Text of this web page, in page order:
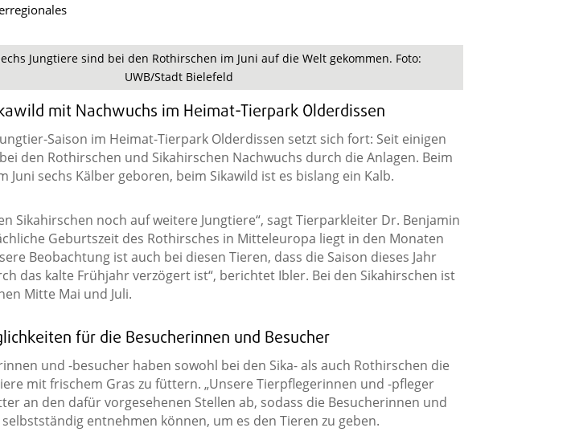
Jungtiere sind bei den Rothirschen im Juni auf die Welt gekommen. Foto:
UWB/Stadt Bielefeld
mit Nachwuchs im Heimat-Tierpark Olderdissen
Saison im Heimat-Tierpark Olderdissen setzt sich fort: Seit einigen
den Rothirschen und Sikahirschen Nachwuchs durch die Anlagen. Beim
Juni sechs Kälber geboren, beim Sikawild ist es bislang ein Kalb.
Sikahirschen noch auf weitere Jungtiere“, sagt Tierparkleiter Dr. Benjamin
Geburtszeit des Rothirsches in Mitteleuropa liegt in den Monaten
Beobachtung ist auch bei diesen Tieren, dass die Saison dieses Jahr
das kalte Frühjahr verzögert ist“, berichtet Ibler. Bei den Sikahirschen ist
Mitte Mai und Juli.
für die Besucherinnen und Besucher
und -besucher haben sowohl bei den Sika- als auch Rothirschen die
mit frischem Gras zu füttern. „Unsere Tierpflegerinnen und -pfleger
an den dafür vorgesehenen Stellen ab, sodass die Besucherinnen und
entnehmen können, um es den Tieren zu geben.